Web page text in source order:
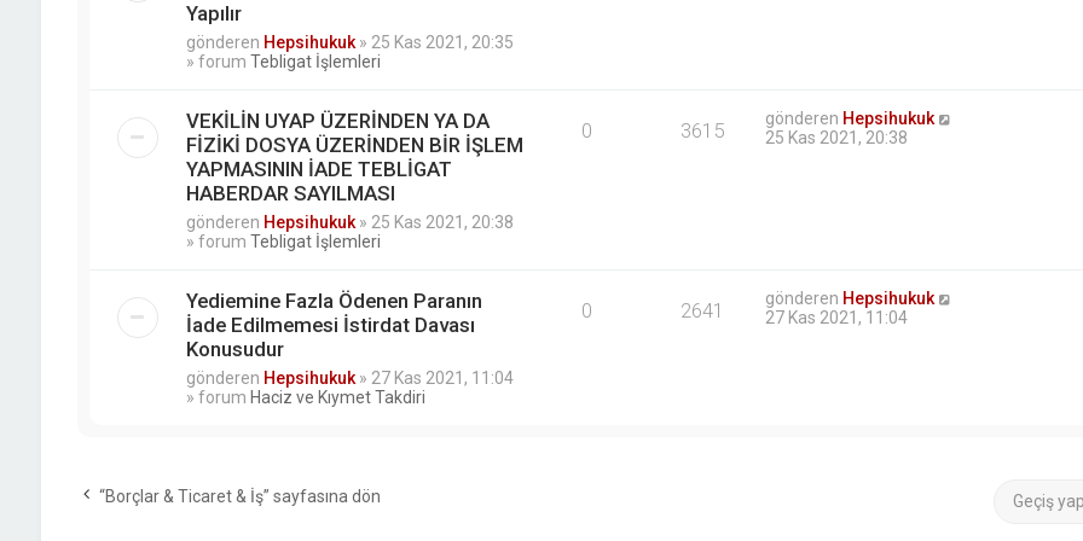
Yapılır
gönderen Hepsihukuk» 25 Kas 2021, 20:35
» forum Tebligat İşlemleri
VEKİLİN UYAP ÜZERİNDEN YA DA
FİZİKİ DOSYA ÜZERİNDEN BİR İŞLEM
YAPMASININ İADE TEBLİGAT
HABERDAR SAYILMASI
gönderen Hepsihukuk» 25 Kas 2021, 20:38
» forum Tebligat İşlemleri
0 3615 gönderen Hepsihukuk
25 Kas 2021, 20:38
Yediemine Fazla Ödenen Paranın
İade Edilmemesi İstirdat Davası
Konusudur
gönderen Hepsihukuk» 27 Kas 2021, 11:04
» forum Haciz ve Kıymet Takdiri
0 2641 gönderen Hepsihukuk
27 Kas 2021, 11:04
“Borçlar & Ticaret & İş” sayfasına dön Geçiş